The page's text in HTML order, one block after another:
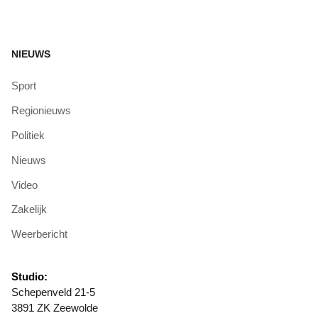
NIEUWS
Sport
Regionieuws
Politiek
Nieuws
Video
Zakelijk
Weerbericht
Studio:
Schepenveld 21-5
3891 ZK Zeewolde